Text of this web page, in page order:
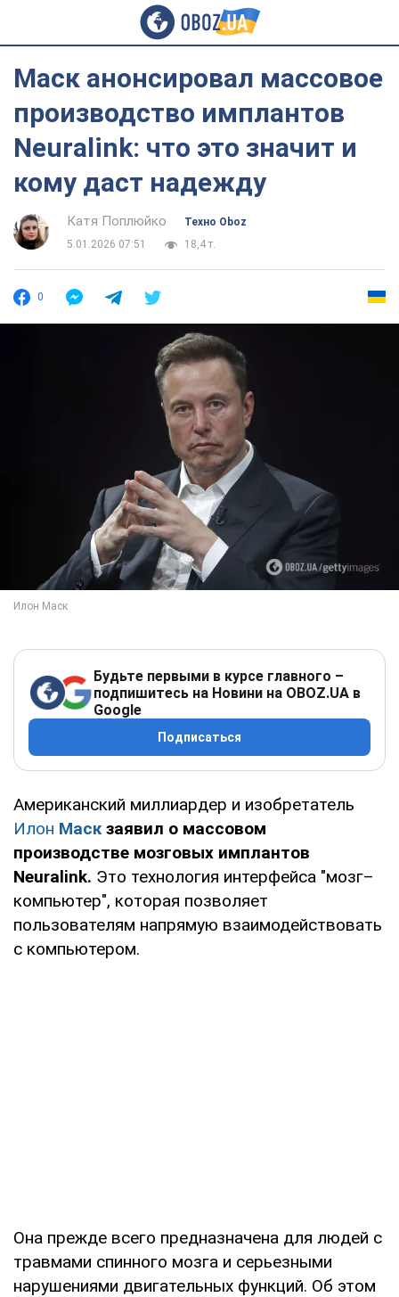
Маск анонсировал массовое
производство имплантов
Neuralink: что это значит и
кому даст надежду
Катя Поплюйко
Техно Oboz
5.01.2026 07:51
18,4 т.
0
Будьте первыми в курсе главного –
подпишитесь на Новини на OBOZ.UA в
Google
Подписаться
Американский миллиардер и изобретатель
Илон Маскзаявил о массовом
производстве мозговых имплантов
Neuralink. Это технология интерфейса "мозг–
компьютер", которая позволяет
пользователям напрямую взаимодействовать
с компьютером.
Она прежде всего предназначена для людей с
травмами спинного мозга и серьезными
нарушениями двигательных функций. Об этом